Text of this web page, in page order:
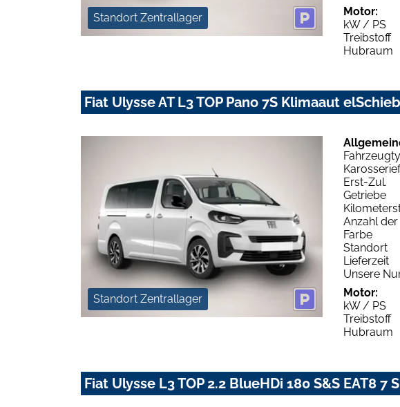
Standort Zentrallager
Motor:
kW / PS
Treibstoff
Hubraum
Fiat Ulysse AT L3 TOP Pano 7S Klimaaut
Standort Zentrallager
Erst-Zul.
Getriebe
Anzahl
Farbe
Standort
Lieferzeit
Unsere
Motor:
kW / PS
Treibstoff
Hubraum
Fiat Ulysse L3 TOP 2.2 BlueHDi 180 S&S EAT8 7